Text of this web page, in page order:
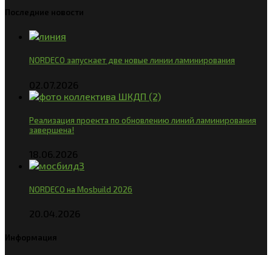
Последние новости
NORDECO запускает две новые линии ламинирования
02.07.2026
Реализация проекта по обновлению линий ламинирования
завершена!
18.06.2026
NORDECO на Mosbuild 2026
20.04.2026
Информация